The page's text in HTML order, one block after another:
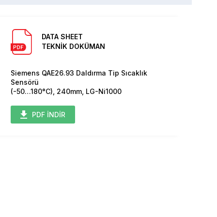
DATA SHEET
TEKNİK DOKÜMAN
Siemens QAE26.93 Daldırma Tip Sıcaklık
Sensörü
(-50…180°C), 240mm, LG-Ni1000
PDF İNDİR